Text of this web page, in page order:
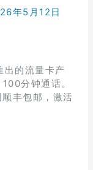
年5月12日
出的流量卡产
分钟通话。
丰包邮，激活